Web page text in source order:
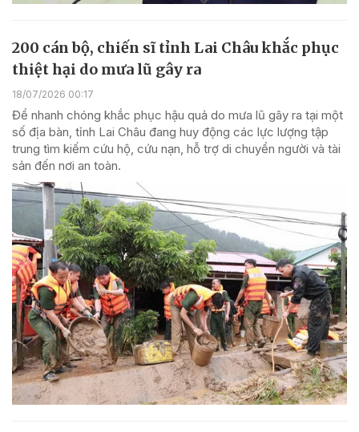
200 cán bộ, chiến sĩ tỉnh Lai Châu khắc phục
thiệt hại do mưa lũ gây ra
18/07/2026 00:17
Để nhanh chóng khắc phục hậu quả do mưa lũ gây ra tại một
số địa bàn, tỉnh Lai Châu đang huy động các lực lượng tập
trung tìm kiếm cứu hộ, cứu nạn, hỗ trợ di chuyển người và tài
sản đến nơi an toàn.